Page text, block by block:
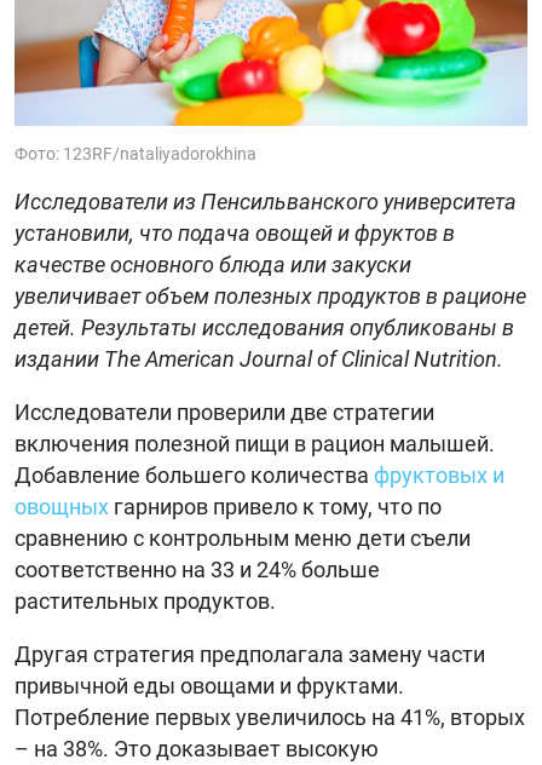
Фото: 123RF/nataliyadorokhina
Исследователи из Пенсильванского университета
установили, что подача овощей и фруктов в
качестве основного блюда или закуски
увеличивает объем полезных продуктов в рационе
детей. Результаты исследования опубликованы в
издании The American Journal of Clinical Nutrition.
Исследователи проверили две стратегии
включения полезной пищи в рацион малышей.
Добавление большего количества фруктовых и
овощных гарниров привело к тому, что по
сравнению с контрольным меню дети съели
соответственно на 33 и 24% больше
растительных продуктов.
Другая стратегия предполагала замену части
привычной еды овощами и фруктами.
Потребление первых увеличилось на 41%, вторых
– на 38%. Это доказывает высокую